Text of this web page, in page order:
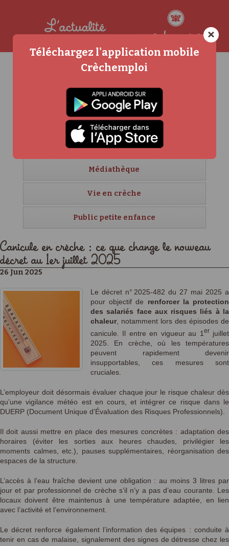
Agenda
Carrière et formation
Crèches étrangères
Créer sa crèche
Médiathèque
Vie en crèche
Public petite enfance
Canicule en crèche : ce que change le nouveau
décret au 1er juillet 2025
26 Jun 2025
Le décret n° 2025‑482 du 27 mai 2025 a
pour objectif de renforcer la protection
des salariés face aux risques liés à la
chaleur, notamment lors des épisodes de
canicule. Il entre en vigueur au 1 er juillet
2025. En crèche, où les températures
peuvent rapidement devenir
insupportables, ces mesures sont
cruciales.
L’employeur doit désormais évaluer chaque jour le risque chaleur dès
qu’une vigilance météo est en cours, et intégrer ce risque dans le
DUERP (Document Unique d’Évaluation des Risques Professionnels).
Il doit aussi mettre en place des mesures concrètes : adaptation des
horaires (éviter les sorties aux heures chaudes, privilégier les
moments calmes, etc.), pauses supplémentaires, réorganisation des
espaces de la structure.
L’accès à l’eau fraîche devient une obligation : au moins 3 litres par
jour et par professionnel de crèche s’il n’y a pas d’eau courante. Les
locaux doivent être maintenus à une température adaptée, en lien
avec l’activité et l’environnement.
Le décret renforce également l’information des équipes : conduite à
tenir en cas de malaise, signalement des signes de détresse chez les
×
Téléchargez l'application mobile
Crèchemploi